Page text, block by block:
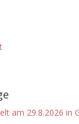
am 29.8.2026 in